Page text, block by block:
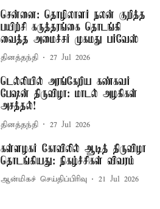
சென்னை: தொழிலாளர் நலன் குறித்த
பயிற்சி கருத்தரங்கை தொடங்கி
வைத்த அமைச்சர் முகமது பர்வேஸ்
தினத்தந்தி 27 Jul 2026
டெல்லியில் அரங்கேறிய கண்கவர்
பேஷன் திருவிழா: மாடல் அழகிகள்
அசத்தல்!
தினத்தந்தி 27 Jul 2026
கள்ளழகர் கோவிலில் ஆடித் திருவிழா
தொடங்கியது: நிகழ்ச்சிகள் விவரம்
ஆன்மிகச் செய்திப்பிரிவு 21 Jul 2026